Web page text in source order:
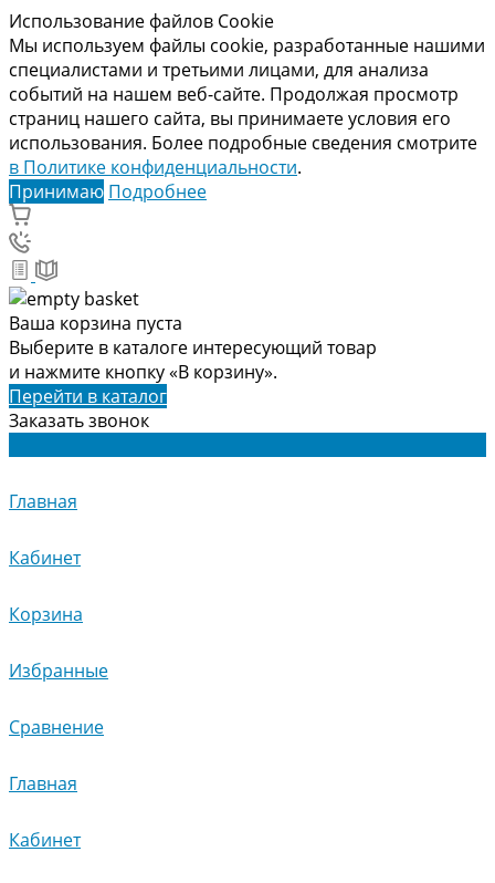
Использование файлов Cookie
Мы используем файлы cookie, разработанные нашими
специалистами и третьими лицами, для анализа
событий на нашем веб-сайте. Продолжая просмотр
страниц нашего сайта, вы принимаете условия его
использования. Более подробные сведения смотрите
в Политике конфиденциальности.
Принимаю Подробнее
Ваша корзина пуста
Выберите в каталоге интересующий товар
и нажмите кнопку «В корзину».
Перейти в каталог
Заказать звонок
Главная
Кабинет
Корзина
Избранные
Сравнение
Главная
Кабинет